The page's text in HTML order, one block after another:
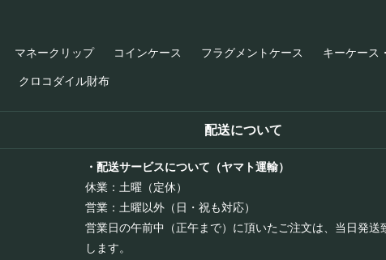
マネークリップ コインケース フラグメントケース キーケース
クロコダイル財布
配送について
・配送サービスについて（ヤマト運輸）
休業：土曜（定休）
営業：土曜以外（日・祝も対応）
営業日の午前中（正午まで）に頂いたご注文は、当日発送
します。